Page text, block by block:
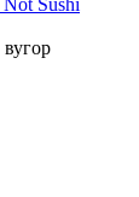
вугор